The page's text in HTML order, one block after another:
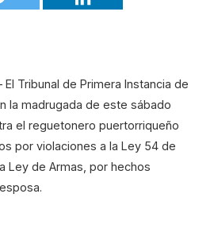
El Tribunal de Primera Instancia de
la madrugada de este sábado
el reguetonero puertorriqueño
por violaciones a la Ley 54 de
Ley de Armas, por hechos